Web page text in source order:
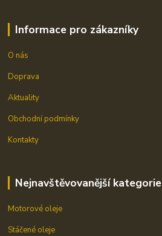
Informace pro zákazníky
O nás
Doprava
Aktuality
Obchodní podmínky
Kontakty
Nejnavštěvovanější kategorie
Motorové oleje
Stáčené oleje